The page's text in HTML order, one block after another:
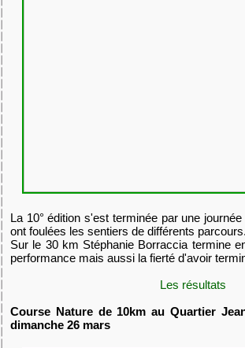
​La 10° édition s'est terminée par une
ont foulées les sentiers de différents
​Sur le 30 km Stéphanie Borraccia termine
performance mais aussi la fierté d'avoir
Les résultats
Course Nature de 10km au Quartier
dimanche 26 mars